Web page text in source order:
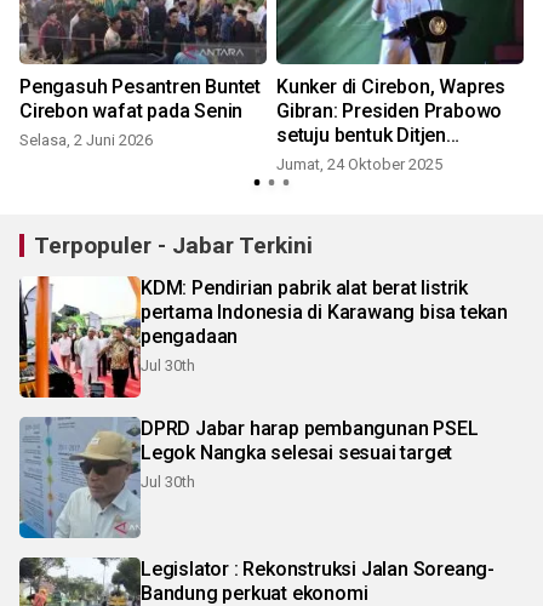
Pengasuh Pesantren Buntet
Cirebon wafat pada Senin
Selasa, 2 Juni 2026
Kunker di Cirebon, Wapres
Gibran: Presiden Prabowo
setuju bentuk Ditjen
Pesantren
Jumat, 24 Oktober 2025
Terpopuler - Jabar Terkini
KDM: Pendirian pabrik alat berat listrik
pertama Indonesia di Karawang bisa tekan
pengadaan
Jul 30th
DPRD Jabar harap pembangunan PSEL
Legok Nangka selesai sesuai target
Jul 30th
Legislator : Rekonstruksi Jalan Soreang-
Bandung perkuat ekonomi